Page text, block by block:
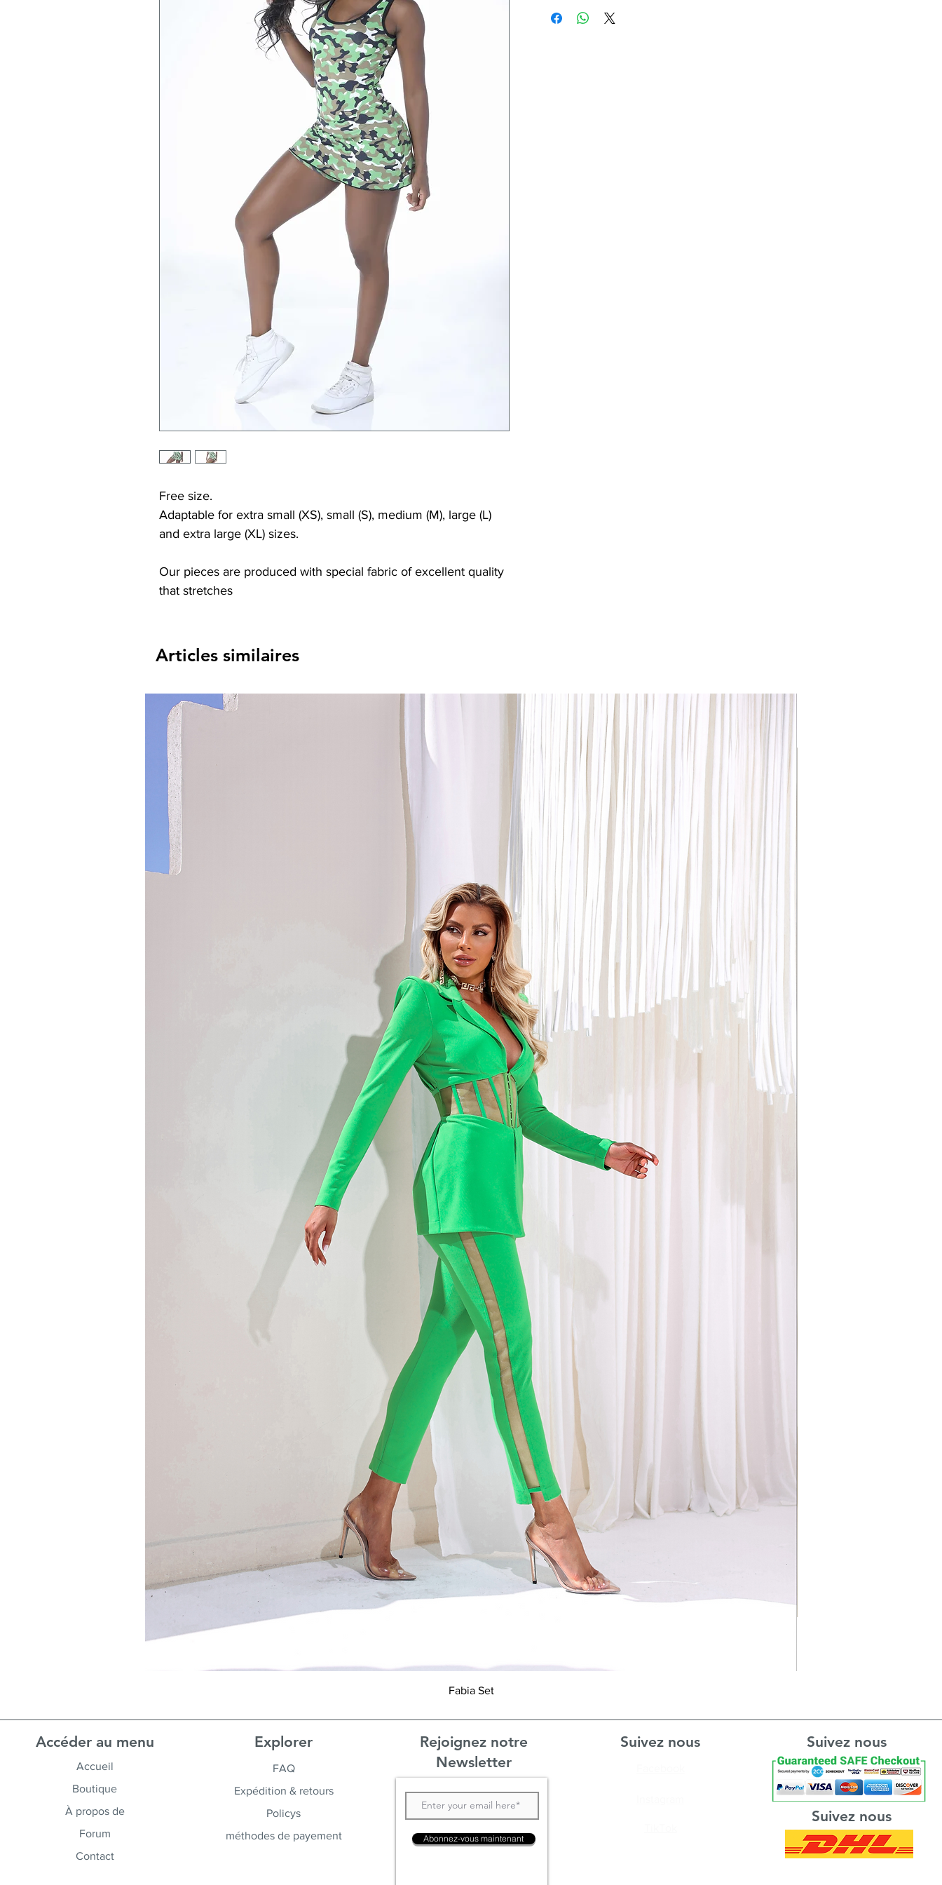
Free size.
Adaptable for extra small (XS), small (S), medium (M), large (L)
and extra large (XL) sizes.
Our pieces are produced with special fabric of excellent quality
that stretches
Articles similaires
Aperçu rapide
Fabia Set
Accéder au menu
Accueil
Boutique
À propos de
Forum
Contact
Explorer
FAQ
Expédition & retours
Policys
méthodes de payement
Rejoignez notre
Newsletter
Abonnez-vous maintenant
Suivez nous Suivez nous
Suivez nous